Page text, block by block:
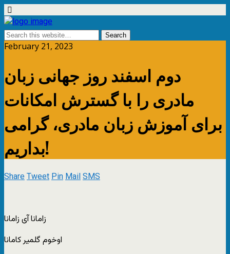
February 21, 2023
دوم اسفند روز جهانی زبان
مادری را با گسترش امکانات
برای آموزش زبان مادری، گرامی
بداریم!
ShareTweetPinMailSMS
زامانا آی زامانا
اوخوم گلمیر کامانا